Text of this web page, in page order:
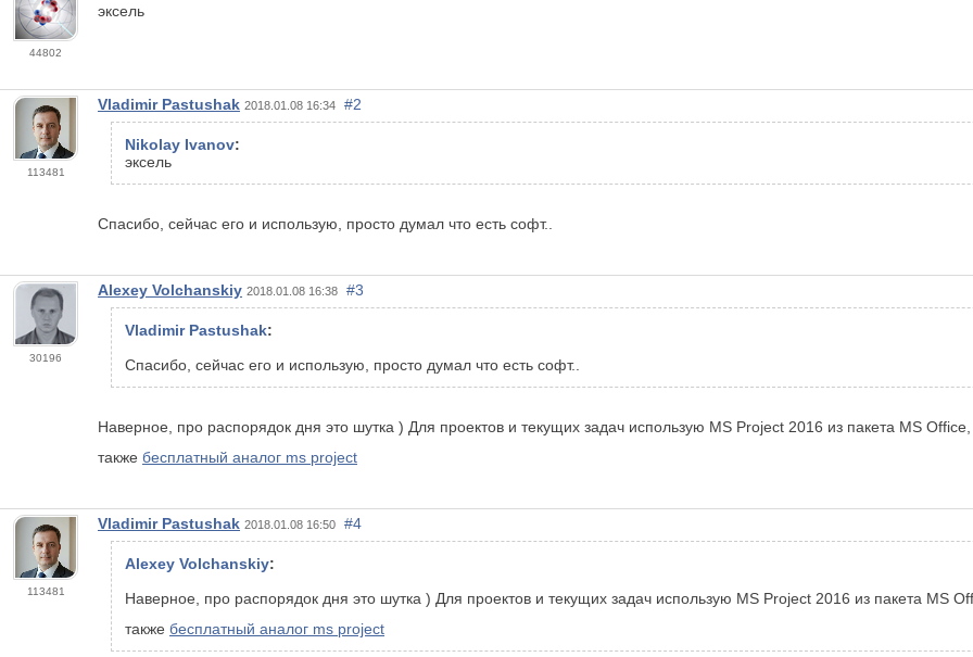
44802
эксель
113481
Vladimir Pastushak 2018.01.08 16:34 #2
Nikolay Ivanov:
эксель
Спасибо, сейчас его и использую, просто думал что есть софт..
30196
Alexey Volchanskiy 2018.01.08 16:38 #3
Vladimir Pastushak:
Спасибо, сейчас его и использую, просто думал что есть софт..
Наверное, про распорядок дня это шутка ) Для проектов и текущих задач использую MS Project 2016 из пакета MS
также бесплатный аналог ms project
113481
Vladimir Pastushak 2018.01.08 16:50 #4
Alexey Volchanskiy:
Наверное, про распорядок дня это шутка ) Для проектов и текущих задач использую MS Project 2016 из пакета MS
также бесплатный аналог ms project